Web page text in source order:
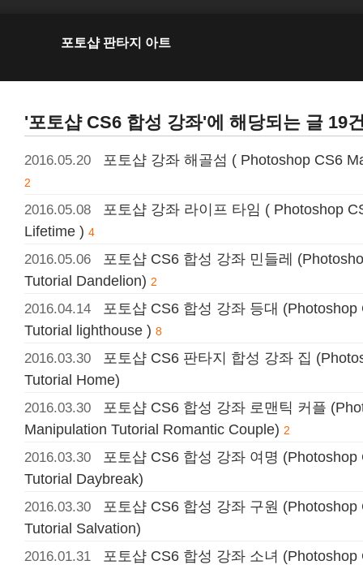
포토샵 판타지 아트
'포토샵 CS6 합성 강좌'에 해당되는 글 19
2016.05.20 포토샵 강좌 해골섬 ( Photoshop CS6
2
2016.05.08
포토샵 강좌 라이프 타임 ( Photoshop
Lifetime ) 4
2016.05.06
포토샵 CS6 합성 강좌 민들레
Tutorial Dandelion) 2
2016.04.14
포토샵 CS6 합성 강좌 등대
Tutorial lighthouse ) 8
2016.03.30
포토샵 CS6 판타지 합성 강좌 집
Tutorial Home)
2016.03.30
포토샵 CS6 합성 강좌 로맨틱 커플
Manipulation Tutorial Romantic Couple) 2
2016.03.30
포토샵 CS6 합성 강좌 여명
Tutorial Daybreak)
2016.03.30
포토샵 CS6 합성 강좌 구원
Tutorial Salvation)
2016.01.31
포토샵 CS6 합성 강좌 소녀